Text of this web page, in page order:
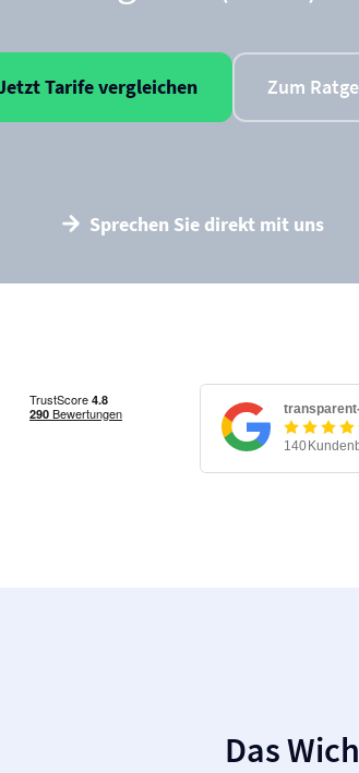
Tarife vergleichen Zum
Sprechen Sie direkt mit uns
Das